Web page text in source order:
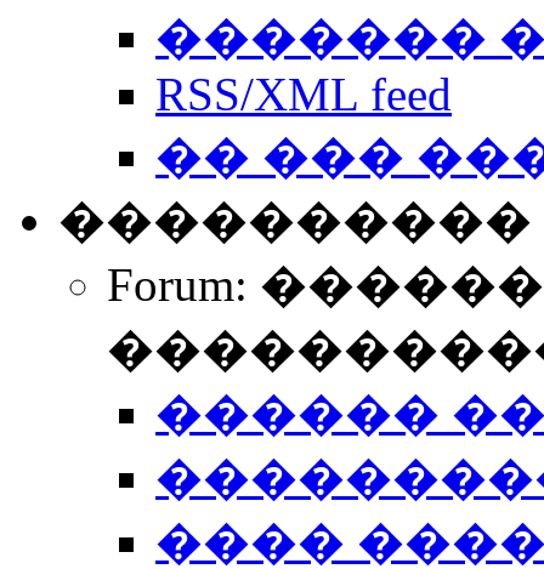
�������
RSS/XML feed
�� ���
����������
Forum:
������
����